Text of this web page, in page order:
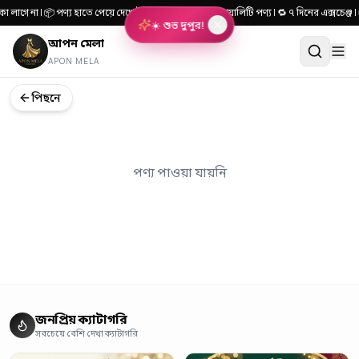
☀️ শুভ দুপুর!
লাগে না | 📦 পণ্য হাতে পেয়ে দেখে টাকা দিন | 🎯 ১০০% কোয়ালিটি পণ্য | 🔁 ৭ দিনের
আপন মেলা
APON MELA
পিছনে
পণ্য পাওয়া যায়নি
জনপ্রিয় ক্যাটাগরি
সবচেয়ে বেশি দেখা ক্যাটাগরি